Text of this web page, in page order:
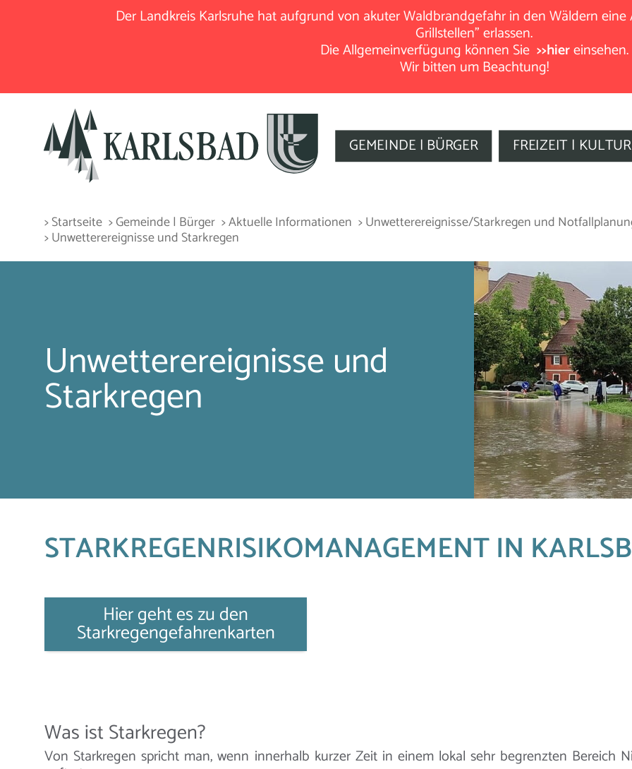
Der Landkreis Karlsruhe hat aufgrund von akuter Waldbrandgefahr in den Wäldern
Grillstellen" erlassen.
Die Allgemeinverfügung können Sie >>hiereinsehen.
Wir bitten um Beachtung!
GEMEINDE | BÜRGER FREIZEIT | KULTUR
> Startseite > Gemeinde | Bürger > Aktuelle Informationen > Unwetterereignisse/Starkregen und
> Unwetterereignisse und Starkregen
Unwetterereignisse und
Starkregen
STARKREGENRISIKOMANAGEMENT IN
Hier geht es zu den
Starkregengefahrenkarten
Was ist Starkregen?
Von Starkregen spricht man, wenn innerhalb kurzer Zeit in einem lokal sehr begrenzten Bereich